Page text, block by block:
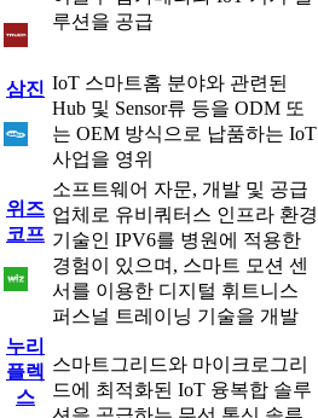
루션을 공급
삼진 IoT 스마트홈 분야와 관련된
Hub 및 Sensor류 등을 ODM 또
는 OEM 방식으로 납품하는 IoT
사업을 영위
위즈
코프
소프트웨어 자문, 개발 및 공급
업체로 유비쿼터스 인프라 환경
기술인 IPV6를 병원에 적용한
경험이 있으며, 스마트 모션 센
서를 이용한 디지털 휘트니스
퍼스널 트레이닝 기술을 개발
누리
플렉
스
스마트그리드와 마이크로그리
드에 최적화된 IoT 융복합 솔루